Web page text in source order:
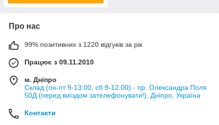
Про нас
99% позитивних з 1220 відгуків за рік
Працює з 09.11.2010
м. Дніпро
Склад (пн-пт 9-13:00, сб 9-12:00) - пр. Олександра Поля
50Д (перед виїздом зателефонувати!), Дніпро, Україна
Контакти